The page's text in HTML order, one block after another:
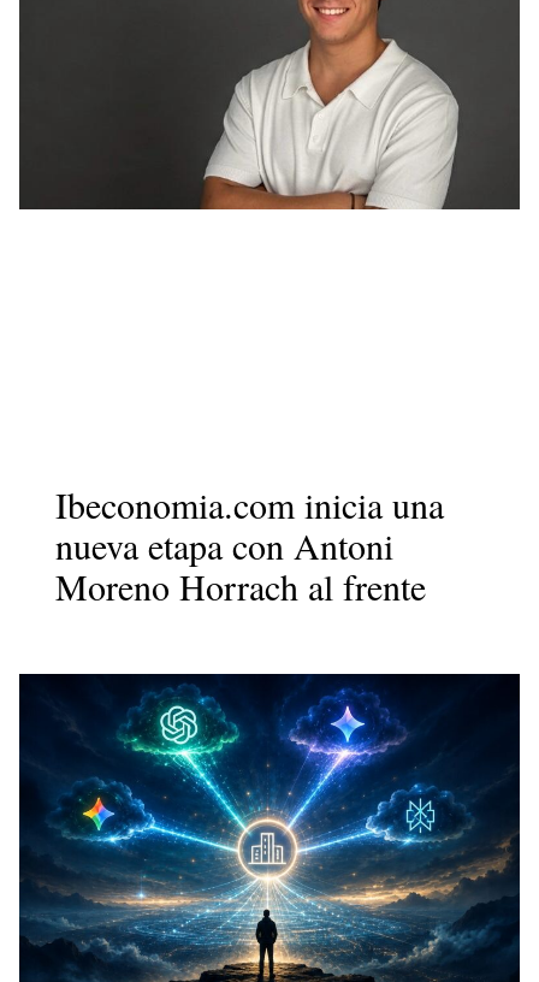
Ibeconomia.com inicia una
nueva etapa con Antoni
Moreno Horrach al frente